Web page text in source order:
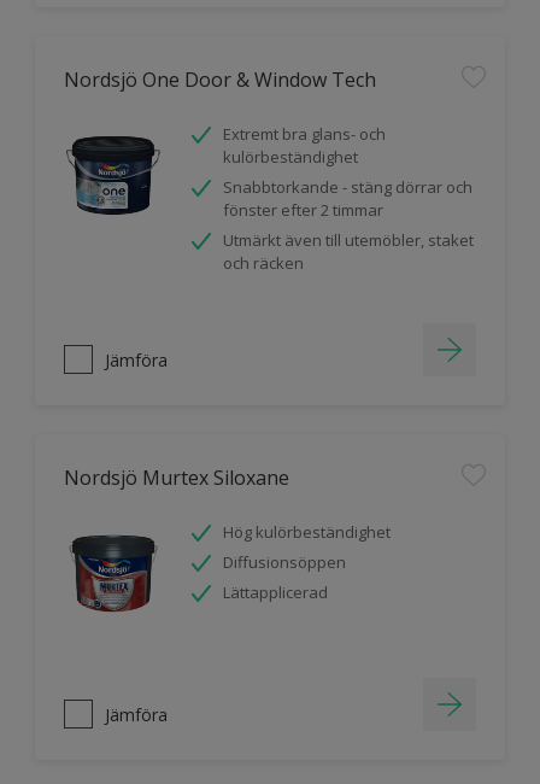
Nordsjö One Door & Window Tech
Extremt bra glans- och
kulörbeständighet
Snabbtorkande - stäng dörrar och
fönster efter 2 timmar
Utmärkt även till utemöbler, staket
och räcken
Jämföra
Nordsjö Murtex Siloxane
Hög kulörbeständighet
Diffusionsöppen
Lättapplicerad
Jämföra